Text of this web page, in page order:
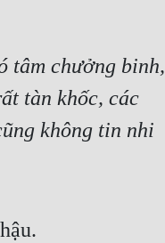
tâm chưởng binh,
tàn khốc, các
không tin nhi